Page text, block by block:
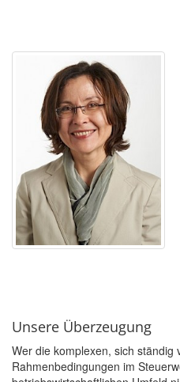
Unsere Überzeugung
Wer die komplexen, sich ständig
Rahmenbedingungen im